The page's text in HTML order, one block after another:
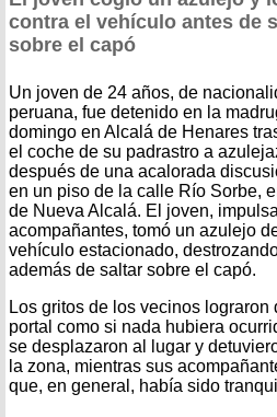
contra el vehículo antes de
sobre el capó
Un joven de 24 años, de
peruana, fue detenido en la
domingo en Alcalá de Henares
el coche de su padrastro a
después de una acalorada
en un piso de la calle Río Sorbe,
de Nueva Alcalá. El joven,
acompañantes, tomó un azulejo
vehículo estacionado,
además de saltar sobre el capó.
Los gritos de los vecinos
portal como si nada hubiera
se desplazaron al lugar y
la zona, mientras sus
que, en general, había sido